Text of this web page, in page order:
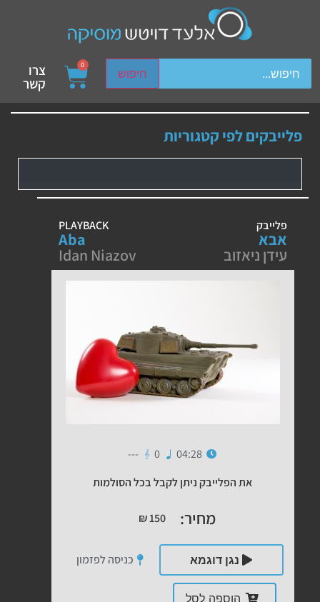
חיפוש
device users, explore by touch or with swipe gestures.
0 צרו
קשר
פלייבקים לפי קטגוריות
פלייבק
אבא
עידן ניאזוב
PLAYBACK
Aba
Idan Niazov
04:28
0
---
את הפלייבק ניתן לקבל בכל הסולמות
מחיר: ₪150
נגן דוגמא כניסה לפזמון
הוספה לסל